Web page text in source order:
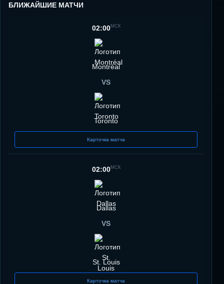
БЛИЖАЙШИЕ МАТЧИ
02:00МСК
Montréal
VS
Toronto
Карточка матча
02:00МСК
Dallas
VS
St. Louis
Карточка матча